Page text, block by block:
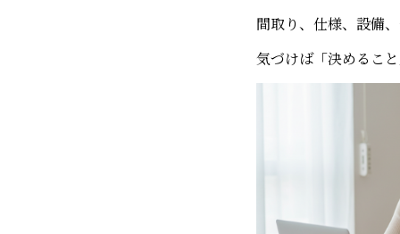
間取り、仕様、設備
気づけば「決めるこ